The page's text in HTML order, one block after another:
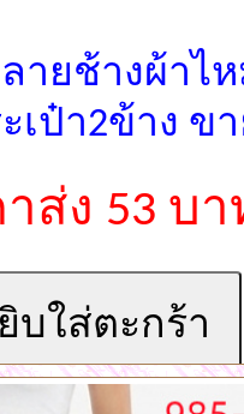
ลายช้างผ้าไ
เป๋า2ข้าง ข
ส่ง 53 บา